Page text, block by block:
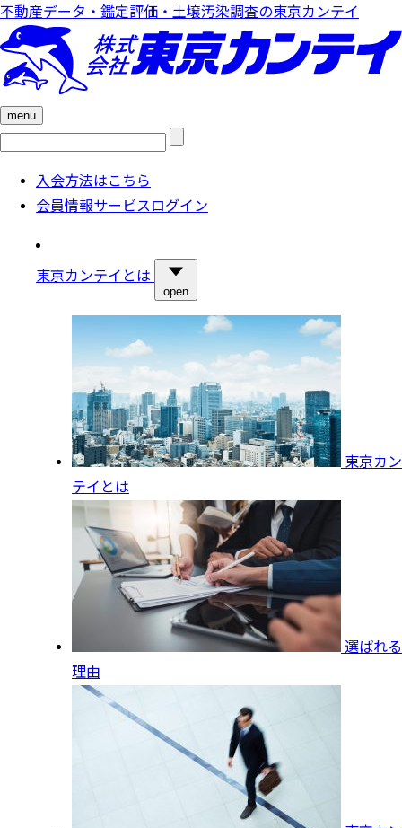
不動産データ・鑑定評価・土壌汚染調査の東京カンテイ
menu
検
入会方法はこちら
会員情報サービスログイン
東京カンテイとは
open
東京カン
テイとは
選ばれる
理由